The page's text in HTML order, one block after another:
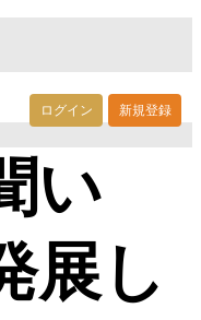
ログイン 新規登録
い
展し